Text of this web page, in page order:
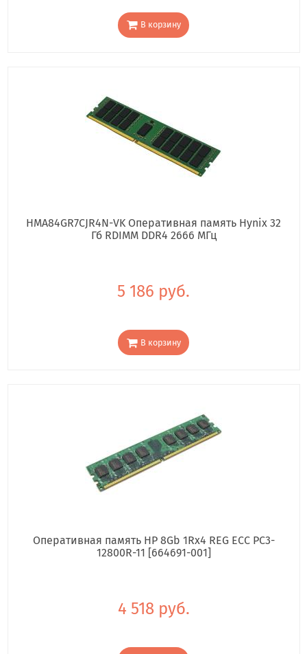
В корзину
HMA84GR7CJR4N-VK Оперативная память Hynix 32
Гб RDIMM DDR4 2666 МГц
5 186 руб.
В корзину
Оперативная память HP 8Gb 1Rx4 REG ECC PC3-
12800R-11 [664691-001]
4 518 руб.